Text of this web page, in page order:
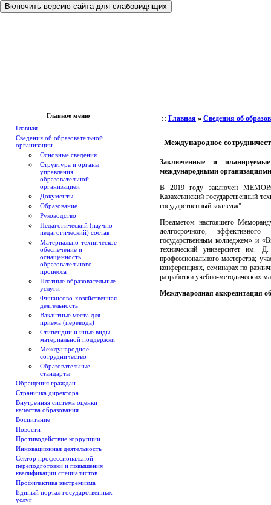
Включить версию сайта для слабовидящих
Главное меню
Главная
Сведения об образовательной
организации
Основные сведения
Структура и органы
управления
образовательной
организацией
Документы
Образование
Руководство
Педагогический (научно-
педагогический) состав
Материально-техническое
обеспечение и
оснащенность
образовательного
процесса
Платные образовательные
услуги
Финансово-хозяйственная
деятельность
Вакантные места для
приема (перевода)
Стипендии и иные виды
материальной поддержки
Международное
сотрудничество
Образовательные
стандарты
Обращения граждан
Страничка директора
Внутренняя система оценки
качества образования
Воспитание
Новости
Противодействие коррупции
Инновационная деятельность
Сектор профессиональной
переподготовки и повышения
квалификации специалистов
Профилактика экстремизма
Единый портал государственных
услуг
:: Главная » Сведения об
Международное
Заключенные и
международными
В 2019 году заключен
Казахстанский государственный
государственный колледж"
Предметом настоящего
долгосрочного,
государственным колледжем» и
технический университет им.
профессионального мастерства;
конференциях, семинарах по
разработки учебно-методических
Международная аккредитация